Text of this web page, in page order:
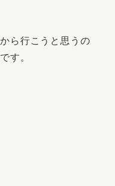
ら行こうと思うの
す。